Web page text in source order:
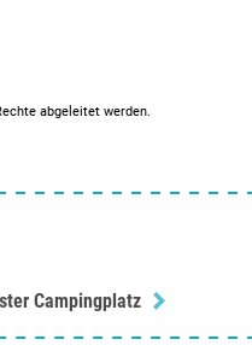
abgeleitet werden.
Campingplatz